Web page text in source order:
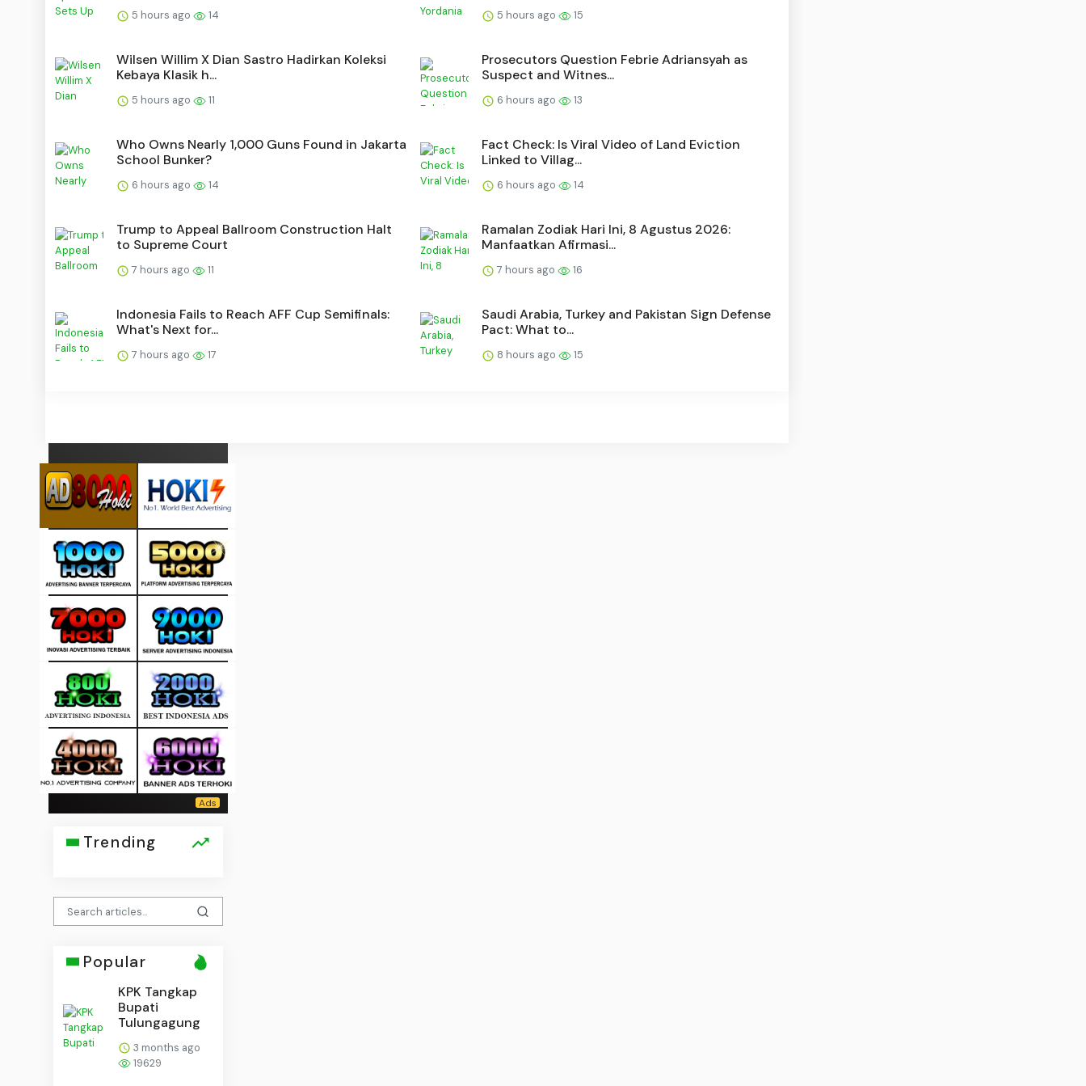
5 hours ago 14 5 hours ago 15
Wilsen Willim X Dian Sastro Hadirkan Koleksi
Kebaya Klasik h...
5 hours ago 11
Prosecutors Question Febrie Adriansyah as
Suspect and Witnes...
6 hours ago 13
Who Owns Nearly 1,000 Guns Found in Jakarta
School Bunker?
6 hours ago 14
Fact Check: Is Viral Video of Land Eviction
Linked to Villag...
6 hours ago 14
Trump to Appeal Ballroom Construction Halt
to Supreme Court
7 hours ago 11
Ramalan Zodiak Hari Ini, 8 Agustus 2026:
Manfaatkan Afirmasi...
7 hours ago 16
Indonesia Fails to Reach AFF Cup Semifinals:
What's Next for...
7 hours ago 17
Saudi Arabia, Turkey and Pakistan Sign Defense
Pact: What to...
8 hours ago 15
Trending
Popular
KPK Tangkap
Bupati
Tulungagung
3 months ago
19629